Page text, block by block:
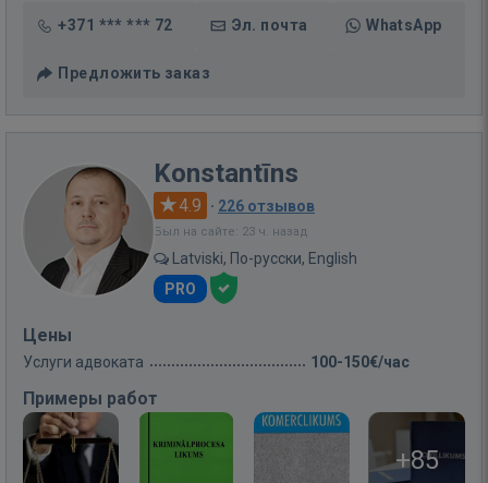
+371 *** *** 72 Эл. почта WhatsApp
Предложить заказ
Konstantīns
4.9 · 226 отзывов
Был на сайте: 23 ч. назад
Latviski, По-русски, English
PRO
Цены
Услуги адвоката 100-150€/час
Примеры работ
+85